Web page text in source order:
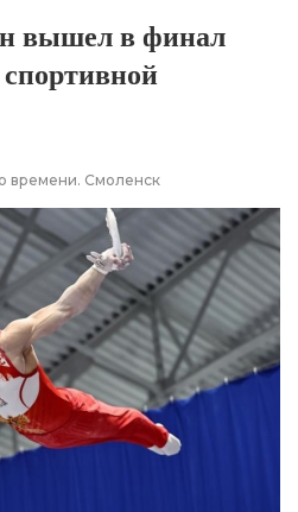
вышел в финал
времени. Смоленск